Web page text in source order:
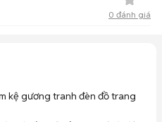
0 đánh giá
kệ gương tranh đèn đồ trang